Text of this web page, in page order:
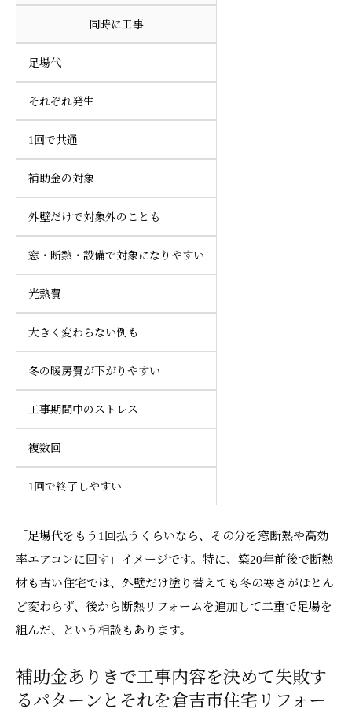
同時に工事
足場代
それぞれ発生
1回で共通
補助金の対象
外壁だけで対象外のことも
窓・断熱・設備で対象になりやすい
光熱費
大きく変わらない例も
冬の暖房費が下がりやすい
工事期間中のストレス
複数回
1回で終了しやすい
「足場代をもう1回払うくらいなら、その分を窓断熱や高効
率エアコンに回す」イメージです。特に、築20年前後で断熱
材も古い住宅では、外壁だけ塗り替えても冬の寒さがほとん
ど変わらず、後から断熱リフォームを追加して二重で足場を
組んだ、という相談もあります。
補助金ありきで工事内容を決めて失敗す
るパターンとそれを倉吉市住宅リフォー